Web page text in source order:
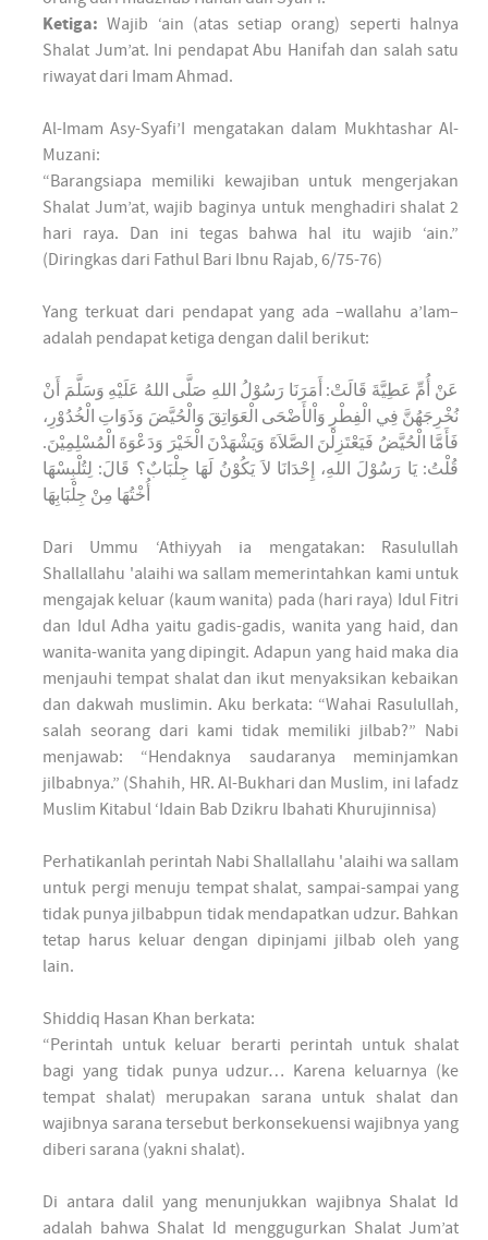
Ketiga: Wajib ‘ain (atas setiap orang) seperti halnya
Shalat Jum’at. Ini pendapat Abu Hanifah dan salah satu
riwayat dari Imam Ahmad.
Al-Imam Asy-Syafi’I mengatakan dalam Mukhtashar Al-
Muzani:
“Barangsiapa memiliki kewajiban untuk mengerjakan
Shalat Jum’at, wajib baginya untuk menghadiri shalat 2
hari raya. Dan ini tegas bahwa hal itu wajib ‘ain.”
(Diringkas dari Fathul Bari Ibnu Rajab, 6/75-76)
Yang terkuat dari pendapat yang ada –wallahu a’lam–
adalah pendapat ketiga dengan dalil berikut:
عَنْ أُمِّ عَطِيَّةَ قَالَتْ: أَمَرَنَا رَسُوْلُ اللهِ صَلَّى اللهُ عَلَيْهِ وَسَلَّمَ أَنْ
نُخْرِجَهُنَّ فِي الْفِطْرِ وَاْلأَضْحَى الْعَوَاتِقَ وَالْحُيَّضَ وَذَوَاتِ الْخُدُوْرِ،
فَأَمَّا الْحُيَّضُ فَيَعْتَزِلْنَ الصَّلاَةَ وَيَشْهَدْنَ الْخَيْرَ وَدَعْوَةَ الْمُسْلِمِيْنَ.
قُلْتُ: يَا رَسُوْلَ اللهِ، إِحْدَانَا لاَ يَكُوْنُ لَهَا جِلْبَابٌ؟ قَالَ: لِتُلْبِسْهَا
أُخْتُهَا مِنْ جِلْبَابِهَا
Dari Ummu ‘Athiyyah ia mengatakan: Rasulullah
Shallallahu 'alaihi wa sallam memerintahkan kami untuk
mengajak keluar (kaum wanita) pada (hari raya) Idul Fitri
dan Idul Adha yaitu gadis-gadis, wanita yang haid, dan
wanita-wanita yang dipingit. Adapun yang haid maka dia
menjauhi tempat shalat dan ikut menyaksikan kebaikan
dan dakwah muslimin. Aku berkata: “Wahai Rasulullah,
salah seorang dari kami tidak memiliki jilbab?” Nabi
menjawab: “Hendaknya saudaranya meminjamkan
jilbabnya.” (Shahih, HR. Al-Bukhari dan Muslim, ini lafadz
Muslim Kitabul ‘Idain Bab Dzikru Ibahati Khurujinnisa)
Perhatikanlah perintah Nabi Shallallahu 'alaihi wa sallam
untuk pergi menuju tempat shalat, sampai-sampai yang
tidak punya jilbabpun tidak mendapatkan udzur. Bahkan
tetap harus keluar dengan dipinjami jilbab oleh yang
lain.
Shiddiq Hasan Khan berkata:
“Perintah untuk keluar berarti perintah untuk shalat
bagi yang tidak punya udzur… Karena keluarnya (ke
tempat shalat) merupakan sarana untuk shalat dan
wajibnya sarana tersebut berkonsekuensi wajibnya yang
diberi sarana (yakni shalat).
Di antara dalil yang menunjukkan wajibnya Shalat Id
adalah bahwa Shalat Id menggugurkan Shalat Jum’at